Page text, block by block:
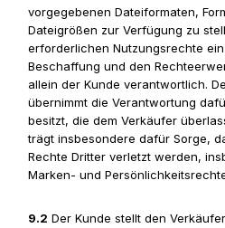
vorgegebenen Dateiformaten,
Dateigrößen zur Verfügung zu
erforderlichen Nutzungsrechte
Beschaffung und den
allein der Kunde verantwortlich.
übernimmt die Verantwortung
besitzt, die dem Verkäufer
trägt insbesondere dafür Sorge,
Rechte Dritter verletzt werden,
Marken- und
9.2 Der Kunde stellt den